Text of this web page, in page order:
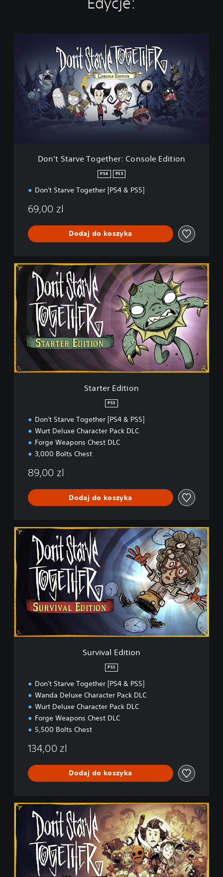
o
e
E
d
i
t
i
o
n
Don't Starve Together: Console Edition
PS4 PS5
Don't Starve Together [PS4 & PS5]
69,00 zl
Dodaj do koszyka
S
t
a
r
e
r
E
d
i
t
i
Starter Edition
PS5
Don't Starve Together [PS4 & PS5]
Wurt Deluxe Character Pack DLC
Forge Weapons Chest DLC
3,000 Bolts Chest
89,00 zl
Dodaj do koszyka
S
u
r
v
i
v
a
l
E
d
i
t
Survival Edition
PS5
Don't Starve Together [PS4 & PS5]
Wanda Deluxe Character Pack DLC
Wurt Deluxe Character Pack DLC
Forge Weapons Chest DLC
5,500 Bolts Chest
134,00 zl
Dodaj do koszyka
C
o
n
s
a
n
t